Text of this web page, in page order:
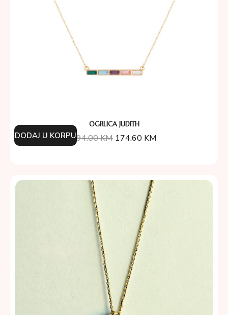
OGRLICA JUDITH
194.00KM 174.60 KM
DODAJ U KORPU